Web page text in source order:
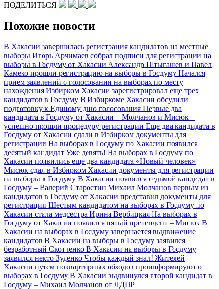
ПОДЕЛИТЬСЯ
Похожие новости
В Хакасии завершилась регистрация кандидатов на местные
выборы Игорь Арчимаев собрал подписи для регистрации на
выборы в Госдуму от Хакасии Александр Штыгашев и Павел
Камеко прошли регистрацию на выборы в Госдуму Начался
прием заявлений о голосовании на выборах по месту
нахождения Избирком Хакасии зарегистрировал еще трех
кандидатов в Госдуму В Избиркоме Хакасии обсудили
подготовку к Единому дню голосования Первые два
кандидата в Госдуму от Хакасии – Молчанов и Мисюк –
успешно прошли процедуру регистрации Еще два кандидата в
Госдуму от Хакасии сдали в Избирком документы для
регистрации На выборах в Госдуму по Хакасии появился
десятый кандидат Уже девять! На выборах в Госдуму по
Хакасии появились еще два кандидата «Новый человек»
Мисюк сдал в Избирком Хакасии документы для регистрации
на выборы в Госдуму В Хакасии появился седьмой кандидат в
Госдуму – Валерий Старостин Михаил Молчанов первым из
кандидатов в Госдуму от Хакасии представил документы для
регистрации Шестым кандидатом на выборах в Госдуму по
Хакасии стала медсестра Ирина Вербицкая На выборах в
Госдуму от Хакасии появился пятый претендент – Мисюк В
Хакасии на выборах в Госдуму завершается выдвижение
кандидатов В Хакасии на выборы в Госдуму заявился
безработный Скотченко В Хакасии на выборы в Госдуму
заявился некто Зуденко Чтобы каждый знал! Жителей
Хакасии путем поквартирных обходов проинформируют о
выборах в Госдуму В Хакасии выдвинулся второй кандидат в
Госдуму – Михаил Молчанов от ЛДПР